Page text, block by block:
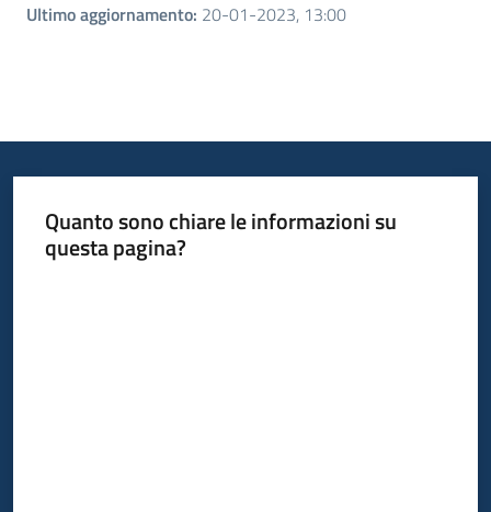
Ultimo aggiornamento: 20-01-2023, 13:00
Quanto sono chiare le informazioni su
questa pagina?